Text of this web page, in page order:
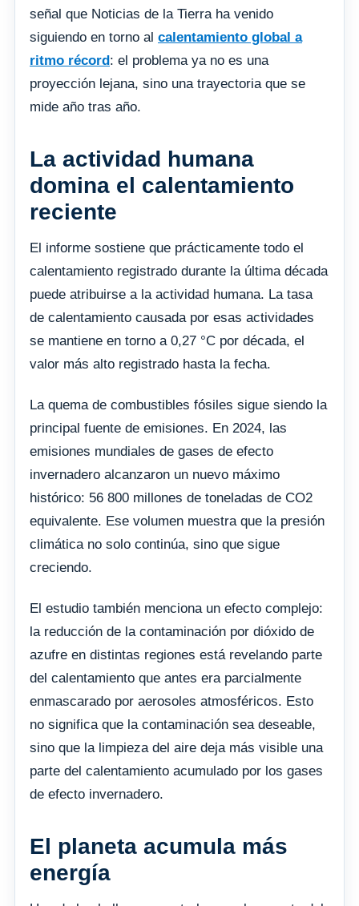
señal que Noticias de la Tierra ha venido
siguiendo en torno al calentamiento global a
ritmo récord: el problema ya no es una
proyección lejana, sino una trayectoria que se
mide año tras año.
La actividad humana
domina el calentamiento
reciente
El informe sostiene que prácticamente todo el
calentamiento registrado durante la última década
puede atribuirse a la actividad humana. La tasa
de calentamiento causada por esas actividades
se mantiene en torno a 0,27 °C por década, el
valor más alto registrado hasta la fecha.
La quema de combustibles fósiles sigue siendo la
principal fuente de emisiones. En 2024, las
emisiones mundiales de gases de efecto
invernadero alcanzaron un nuevo máximo
histórico: 56 800 millones de toneladas de CO2
equivalente. Ese volumen muestra que la presión
climática no solo continúa, sino que sigue
creciendo.
El estudio también menciona un efecto complejo:
la reducción de la contaminación por dióxido de
azufre en distintas regiones está revelando parte
del calentamiento que antes era parcialmente
enmascarado por aerosoles atmosféricos. Esto
no significa que la contaminación sea deseable,
sino que la limpieza del aire deja más visible una
parte del calentamiento acumulado por los gases
de efecto invernadero.
El planeta acumula más
energía